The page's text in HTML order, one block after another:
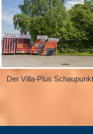
Der Villa-Plus